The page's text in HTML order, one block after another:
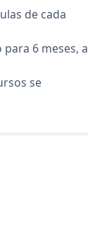
de cada
6 meses, a
se